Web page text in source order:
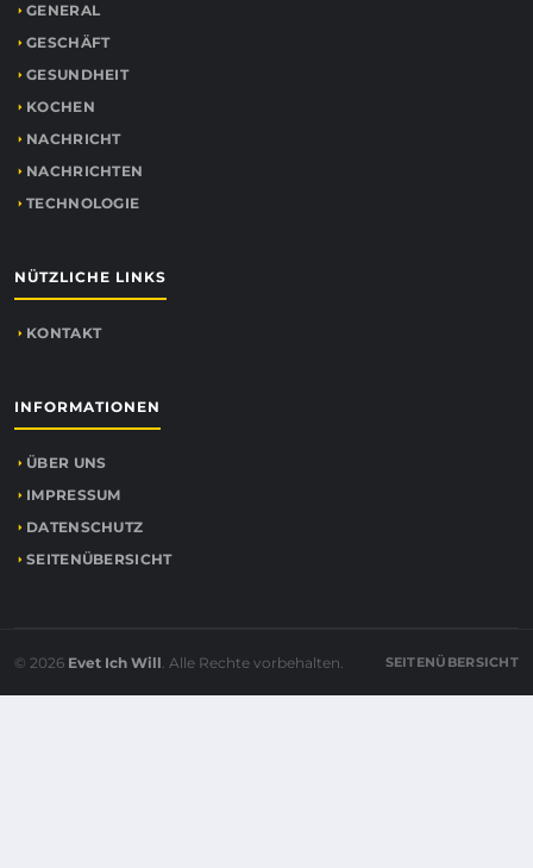
GENERAL
GESCHÄFT
GESUNDHEIT
KOCHEN
NACHRICHT
NACHRICHTEN
TECHNOLOGIE
NÜTZLICHE LINKS
KONTAKT
INFORMATIONEN
ÜBER UNS
IMPRESSUM
DATENSCHUTZ
SEITENÜBERSICHT
© 2026 Evet Ich Will. Alle Rechte vorbehalten. SEITENÜBERSICHT